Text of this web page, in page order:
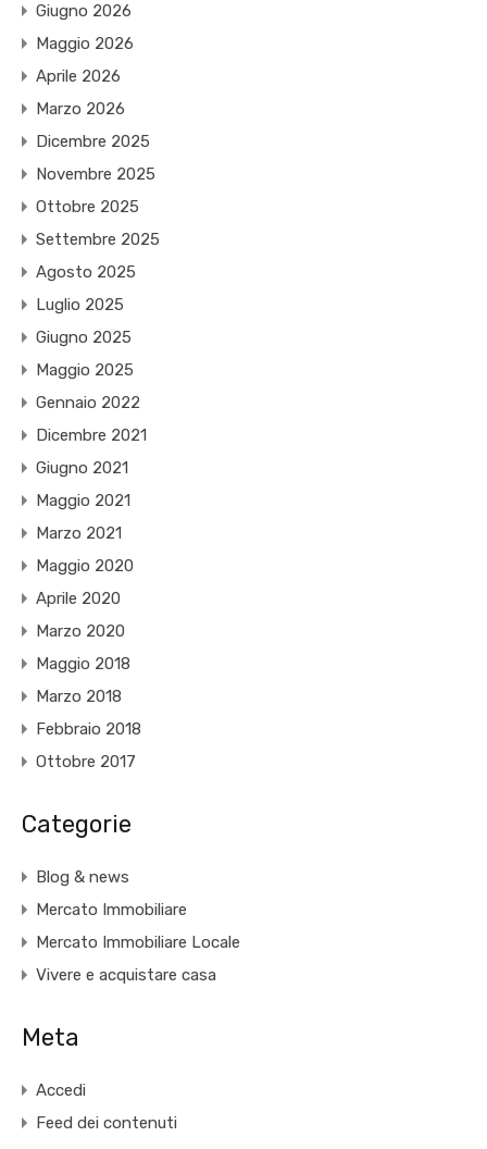
Giugno 2026
Maggio 2026
Aprile 2026
Marzo 2026
Dicembre 2025
Novembre 2025
Ottobre 2025
Settembre 2025
Agosto 2025
Luglio 2025
Giugno 2025
Maggio 2025
Gennaio 2022
Dicembre 2021
Giugno 2021
Maggio 2021
Marzo 2021
Maggio 2020
Aprile 2020
Marzo 2020
Maggio 2018
Marzo 2018
Febbraio 2018
Ottobre 2017
Categorie
Blog & news
Mercato Immobiliare
Mercato Immobiliare Locale
Vivere e acquistare casa
Meta
Accedi
Feed dei contenuti